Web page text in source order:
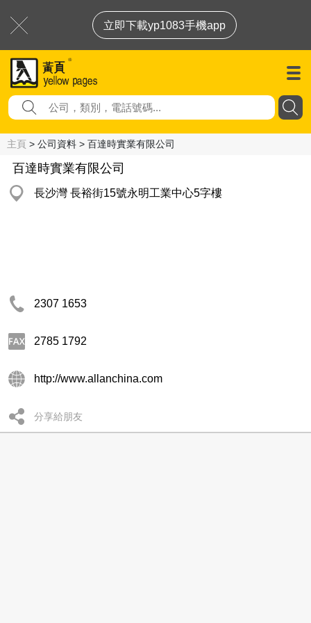
立即下載yp1083手機app
主頁 > 公司資料 > 百達時實業有限公司
百達時實業有限公司
長沙灣 長裕街15號永明工業中心5字樓
2307 1653
2785 1792
http://www.allanchina.com
分享給朋友